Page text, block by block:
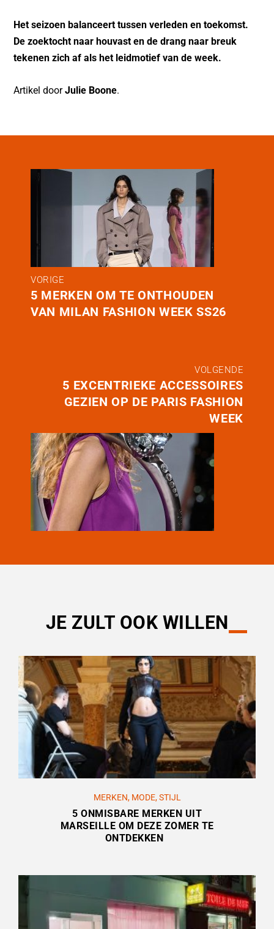
Het seizoen balanceert tussen verleden en toekomst.
De zoektocht naar houvast en de drang naar breuk
tekenen zich af als het leidmotief van de week.
Artikel doorJulie Boone.
VORIGE
5 MERKEN OM TE ONTHOUDEN
VAN MILAN FASHION WEEK SS26
VOLGENDE
5 EXCENTRIEKE ACCESSOIRES
GEZIEN OP DE PARIS FASHION
WEEK
JE ZULT OOK WILLEN
MERKEN, MODE,STIJL
5 ONMISBARE MERKEN UIT
MARSEILLE OM DEZE ZOMER TE
ONTDEKKEN